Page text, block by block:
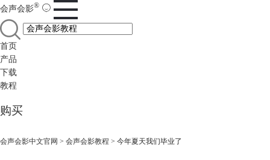
会声会影®
首页
产品
下载
教程
购买
会声会影中文官网 > 会声会影教程 > 今年夏天我们毕业了